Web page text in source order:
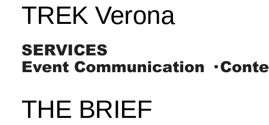
TREK Verona
SERVICES
Event Communication ·
THE BRIEF